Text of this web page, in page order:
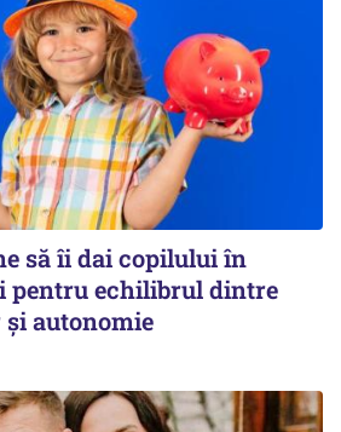
să îi dai copilului în
pentru echilibrul dintre
autonomie